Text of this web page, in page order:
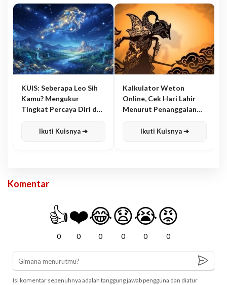
KUIS: Seberapa Leo Sih
Kamu? Mengukur
Tingkat Percaya Diri dan
Ikuti Kuisnya ➔
Kalkulator Weton
Online, Cek Hari Lahir
Menurut Penanggalan
Ikuti Kuisnya ➔
Komentar
👍
0
❤️
0
😂
0
😧
0
😭
0
😡
0
Isi komentar sepenuhnya adalah tanggung jawab pengguna dan diatur